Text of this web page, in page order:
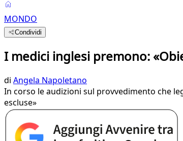
MONDO
Condividi
I medici inglesi premono:
di Angela Napoletano
In corso le audizioni sul provvedimento che
escluse»